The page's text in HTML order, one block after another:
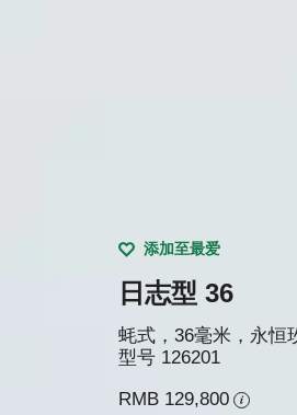
添加至最爱
日志型 36
蚝式，36毫米，永恒
型号 126201
RMB 129,800